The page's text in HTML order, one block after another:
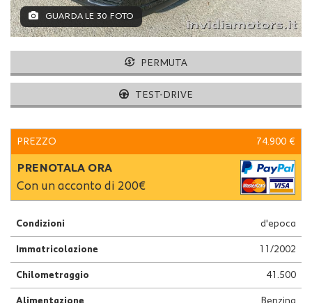
GUARDA LE 30 FOTO
PERMUTA
TEST-DRIVE
PREZZO 74.900 €
PRENOTALA ORA
Con un acconto di 200€
Condizioni d'epoca
Immatricolazione 11/2002
Chilometraggio 41.500
Alimentazione Benzina